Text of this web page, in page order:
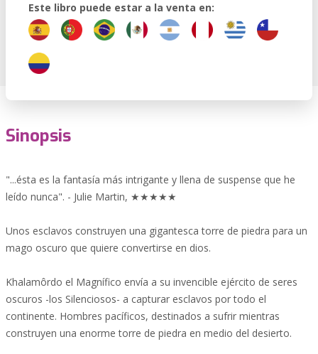
Este libro puede estar a la venta en:
Sinopsis
"...ésta es la fantasía más intrigante y llena de suspense que he
leído nunca". - Julie Martin, ★★★★★
Unos esclavos construyen una gigantesca torre de piedra para un
mago oscuro que quiere convertirse en dios.
Khalamôrdo el Magnífico envía a su invencible ejército de seres
oscuros -los Silenciosos- a capturar esclavos por todo el
continente. Hombres pacíficos, destinados a sufrir mientras
construyen una enorme torre de piedra en medio del desierto.